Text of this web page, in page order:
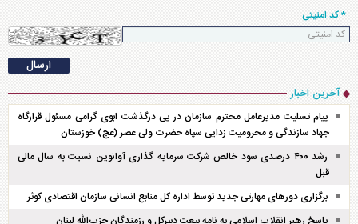
* کد امنیتی
آخرین اخبار
پیام تسلیت مدیرعامل محترم سازمان در پی درگذشت ابوی گرامی مسئول قرارگاه
جهاد سازندگی و محرومیت زدایی سپاه حضرت ولی عصر (عج) خوزستان
رشد ۴۰۰ درصدی سود خالص شرکت سرمایه گذاری آوانوین نسبت به سال مالی
قبل
برگزاری دور‌های مهارتی جدید توسط اداره کل منابع انسانی سازمان اقتصادی کوثر
پاسخ رهبر انقلاب اسلامی به نامه بیعت دبیرکل و رزمندگان حزب‌الله لبنان